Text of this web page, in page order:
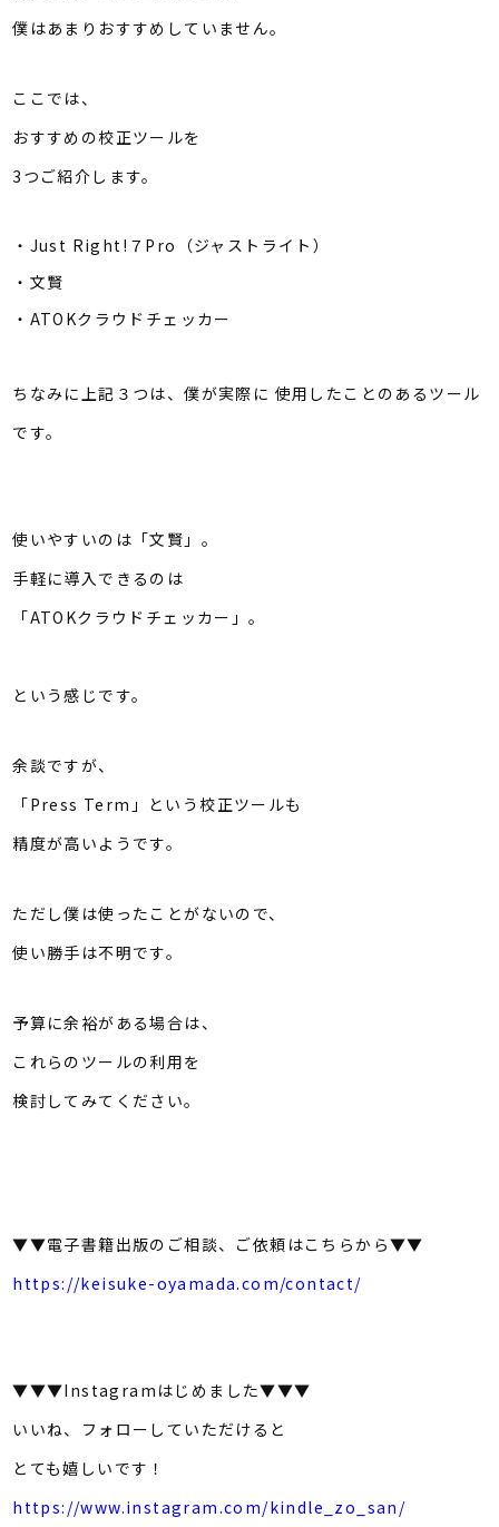
僕はあまりおすすめしていません。
ここでは、
おすすめの校正ツールを
3つご紹介します。
・Just Right!７Pro（ジャストライト）
・文賢
・ATOKクラウドチェッカー
ちなみに上記３つは、僕が実際に 使用したことのあるツール
です。
使いやすいのは「文賢」。
手軽に導入できるのは
「ATOKクラウドチェッカー」。
という感じです。
余談ですが、
「Press Term」という校正ツールも
精度が高いようです。
ただし僕は使ったことがないので、
使い勝手は不明です。
予算に余裕がある場合は、
これらのツールの利用を
検討してみてください。
▼▼電子書籍出版のご相談、ご依頼はこちらから▼▼
https://keisuke-oyamada.com/contact/
▼▼▼Instagramはじめました▼▼▼
いいね、フォローしていただけると
とても嬉しいです！
https://www.instagram.com/kindle_zo_san/